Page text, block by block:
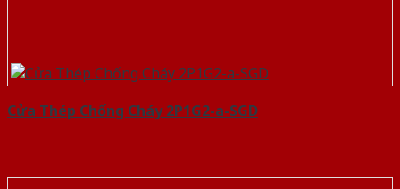
Cửa Thép Chống Cháy 2P1G2-a-SGD